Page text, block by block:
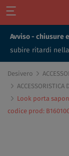
Avviso - chiusure
subire ritardi
Desivero
ACCESSORISTICA
Look porta
codice prod: